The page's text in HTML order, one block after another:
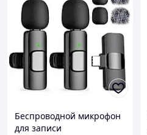
Беспроводной микрофон
для записи